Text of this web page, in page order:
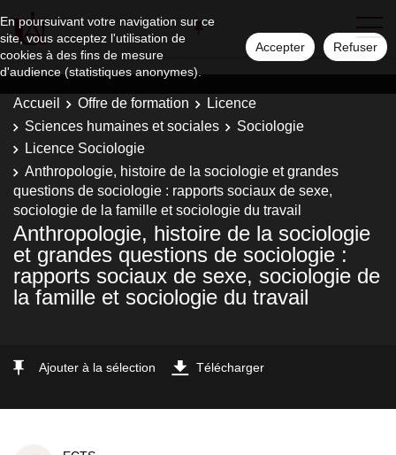
En poursuivant votre navigation sur ce
site, vous acceptez l'utilisation de
cookies à des fins de mesure
d'audience (statistiques anonymes).
Accepter Refuser
Accueil Offre de formation
Licence
Sciences humaines et sociales
Sociologie
Licence Sociologie
Anthropologie, histoire de la sociologie et grandes
questions de sociologie : rapports sociaux de sexe,
sociologie de la famille et sociologie du travail
Anthropologie, histoire de la sociologie
et grandes questions de sociologie :
rapports sociaux de sexe, sociologie de
la famille et sociologie du travail
Ajouter à la sélection Télécharger